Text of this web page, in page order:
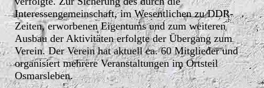
Interessengemeinschaft, im Wesentlichen zu DDR-
Zeiten, erworbenen Eigentums und zum weiteren
Ausbau der Aktivitäten erfolgte der Übergang zum
Verein. Der Verein hat aktuell ca. 60 Mitglieder und
organisiert mehrere Veranstaltungen im Ortsteil
Osmarsleben.